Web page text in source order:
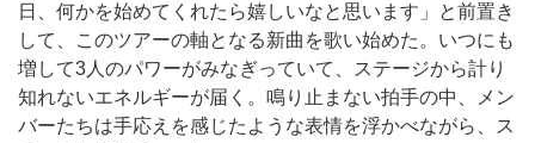
日、何かを始めてくれたら嬉しいなと思います」と前置き
して、このツアーの軸となる新曲を歌い始めた。いつにも
増して3人のパワーがみなぎっていて、ステージから計り
知れないエネルギーが届く。鳴り止まない拍手の中、メン
バーたちは手応えを感じたような表情を浮かべながら、ス